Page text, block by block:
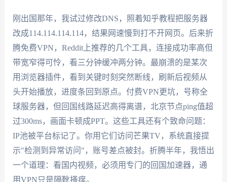
刚出国那年，我试过修改DNS，照着知乎教程把服务器
改成114.114.114.114，结果网速慢到打不开网页。后来折
腾免费VPN，Reddit上推荐的几个工具，连接成功率高但
带宽窄得可怜，看三分钟缓冲两分钟。最崩溃的是某次
用浏览器插件，看到关键时刻突然断线，刷新后视频从
头开始播放，进度条回到原点。付费VPN更坑，号称全
球服务器，但回国线路延迟高得离谱，北京节点ping值超
过300ms，画面卡顿成PPT。这些工具还有个致命问题：
IP池被平台标记了。你用它们访问芒果TV，系统直接提
示"检测到异常访问"，账号差点被封。折腾半年，我悟出
一个道理：看国内视频，必须用专门的回国加速器，通
用VPN只是隔靴搔痒。